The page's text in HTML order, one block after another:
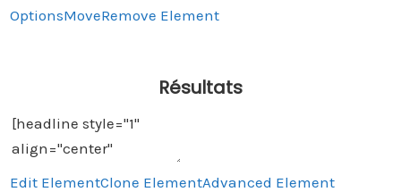
OptionsMoveRemove Element
Résultats
Edit ElementClone ElementAdvanced Element